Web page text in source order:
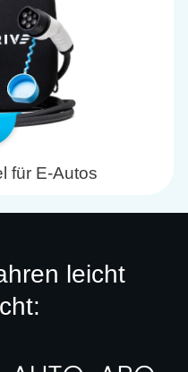
für E-Autos
leicht